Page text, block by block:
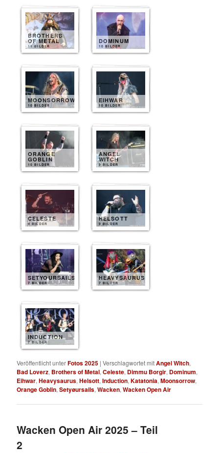
BROTHERS
OF METAL
11 BILDER
DOMINUM
10 BILDER
MOONSORROW
10 BILDER
EIHWAR
10 BILDER
ORANGE
GOBLIN
10 BILDER
ANGEL
WITCH
9 BILDER
CELESTE
9 BILDER
HELSOTT
9 BILDER
SETYOURSAILS
7 BILDER
HEAVYSAURUS
7 BILDER
INDUCTION
7 BILDER
Veröffentlicht unterFotos 2025 |Verschlagwortet mitAngel Witch,
Bad Loverz, Brothers of Metal,Celeste, Dimmu Borgir, Dominum,
Eihwar,Heavysaurus,Helsott,Induction,Katatonia,Moonsorrow,
Orange Goblin,Setyøursails,Wacken,Wacken Open Air
Wacken Open Air 2025 – Teil
2